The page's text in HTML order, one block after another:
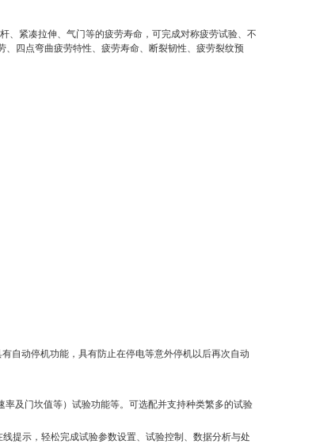
、紧凑拉伸、气门等的疲劳寿命，可完成对称疲劳试验、不
四点弯曲疲劳特性、疲劳寿命、断裂韧性、疲劳裂纹预
自动停机功能，具有防止在停电等意外停机以后再次自动
及门坎值等）试验功能等。可选配并支持种类繁多的试验
提示，轻松完成试验参数设置、试验控制、数据分析与处